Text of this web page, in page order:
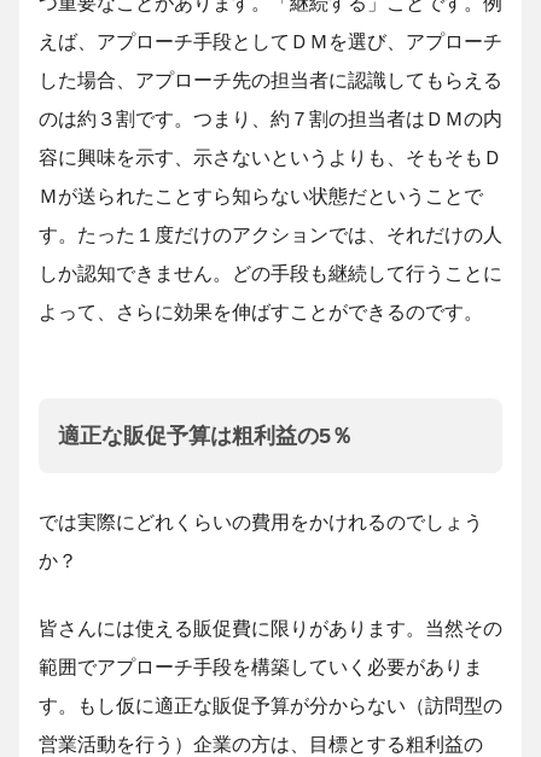
えば、アプローチ手段としてＤＭを選び、アプローチ
した場合、アプローチ先の担当者に認識してもらえる
のは約３割です。つまり、約７割の担当者はＤＭの内
容に興味を示す、示さないというよりも、そもそもＤ
Ｍが送られたことすら知らない状態だということで
す。たった１度だけのアクションでは、それだけの人
しか認知できません。どの手段も継続して行うことに
よって、さらに効果を伸ばすことができるのです。
適正な販促予算は粗利益の5％
では実際にどれくらいの費用をかけれるのでしょう
か？
皆さんには使える販促費に限りがあります。当然その
範囲でアプローチ手段を構築していく必要がありま
す。もし仮に適正な販促予算が分からない（訪問型の
営業活動を行う）企業の方は、目標とする粗利益の